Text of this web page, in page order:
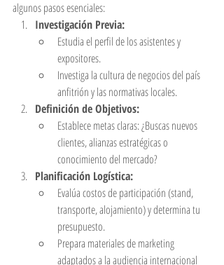
algunos pasos esenciales:
Investigación Previa:
Estudia el perfil de los asistentes y
expositores.
Investiga la cultura de negocios del país
anfitrión y las normativas locales.
Definición de Objetivos:
Establece metas claras: ¿Buscas nuevos
clientes, alianzas estratégicas o
conocimiento del mercado?
Planificación Logística:
Evalúa costos de participación (stand,
transporte, alojamiento) y determina tu
presupuesto.
Prepara materiales de marketing
adaptados a la audiencia internacional